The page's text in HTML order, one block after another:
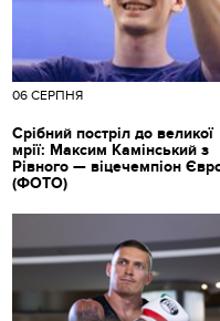
06 СЕРПНЯ
Срібний постріл до великої
мрії: Максим Камінський з
Рівного — віцечемпіон
(ФОТО)